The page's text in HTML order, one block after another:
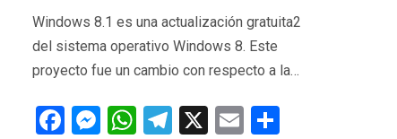
Windows 8.1 es una actualización gratuita2​
del sistema operativo Windows 8. Este
proyecto fue un cambio con respecto a la…
F
M
W
T
X
E